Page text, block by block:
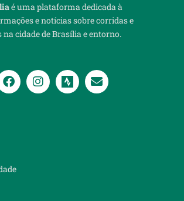
é uma plataforma dedicada à
e notícias sobre corridas e
cidade de Brasília e entorno.